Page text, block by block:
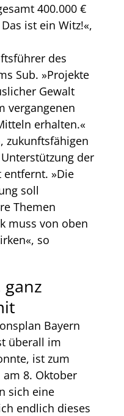
400.000 €
ist ein Witz!«,
des
Sub. »Projekte
Gewalt
vergangenen
erhalten.«
zukunftsfähigen
der
entfernt. »Die
soll
Themen
muss von oben
so
Bayern
überall im
ist zum
8. Oktober
sich eine
endlich dieses